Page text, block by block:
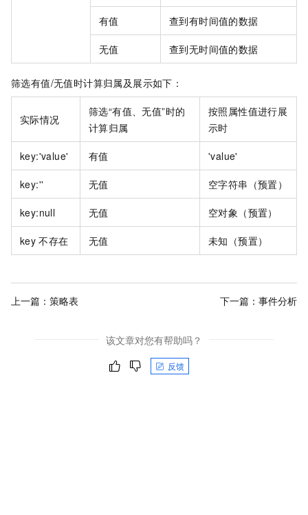
有值 查到有时间值的数据
无值 查到无时间值的数据
筛选有值/无值时计算归属及展示如下：
实际情况
筛选“有值、无值”时的
计算归属
按照属性值进行展
示时
key:'value' 有值 'value'
key:'' 无值 空字符串（预置）
key:null 无值 空对象（预置）
key 不存在 无值 未知（预置）
上一篇： 策略表 下一篇： 事件分析
该文章对您有帮助吗？
反馈